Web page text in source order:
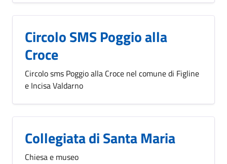
Circolo SMS Poggio alla
Croce
Circolo sms Poggio alla Croce nel comune di Figline
e Incisa Valdarno
Collegiata di Santa Maria
Chiesa e museo